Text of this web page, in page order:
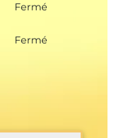
Fermé
Fermé